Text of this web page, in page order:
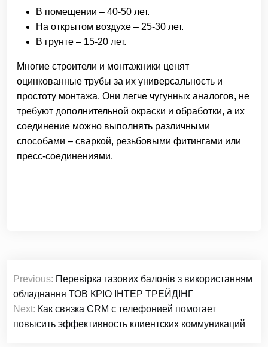
В помещении – 40-50 лет.
На открытом воздухе – 25-30 лет.
В грунте – 15-20 лет.
Многие строители и монтажники ценят
оцинкованные трубы за их универсальность и
простоту монтажа. Они легче чугунных аналогов, не
требуют дополнительной окраски и обработки, а их
соединение можно выполнять различными
способами – сваркой, резьбовыми фитингами или
пресс-соединениями.
записів
Previous: Перевірка газових балонів з використанням
обладнання ТОВ КРІО ІНТЕР ТРЕЙДІНГ
Next: Как связка CRM с телефонией помогает
повысить эффективность клиентских коммуникаций